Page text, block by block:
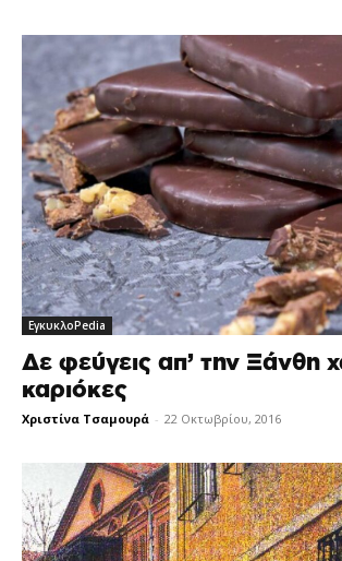
ΕγκυκλοPedia
Δε φεύγεις απ’ την Ξάνθη
καριόκες
Χριστίνα Τσαμουρά - 22 Οκτωβρίου, 2016